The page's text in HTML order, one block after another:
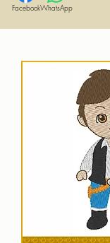
FacebookWhatsApp